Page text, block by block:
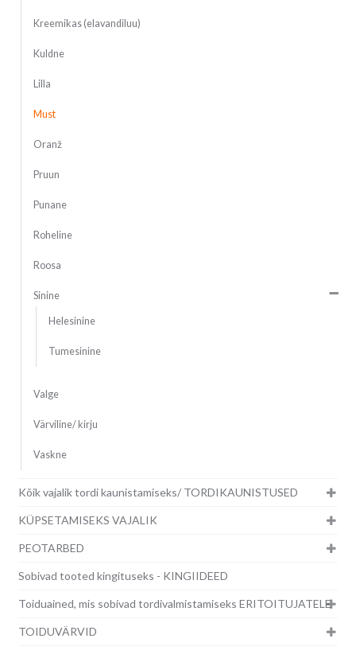
Kreemikas (elavandiluu)
Kuldne
Lilla
Must
Oranž
Pruun
Punane
Roheline
Roosa
Sinine
Helesinine
Tumesinine
Valge
Värviline/ kirju
Vaskne
Kõik vajalik tordi kaunistamiseks/ TORDIKAUNISTUSED
KÜPSETAMISEKS VAJALIK
PEOTARBED
Sobivad tooted kingituseks - KINGIIDEED
Toiduained, mis sobivad tordivalmistamiseks ERITOITUJATELE
TOIDUVÄRVID